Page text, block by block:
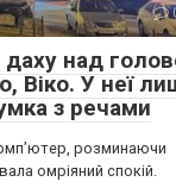
даху над
Віко. У неї
з речами
розминаючи
омріяний спокій.